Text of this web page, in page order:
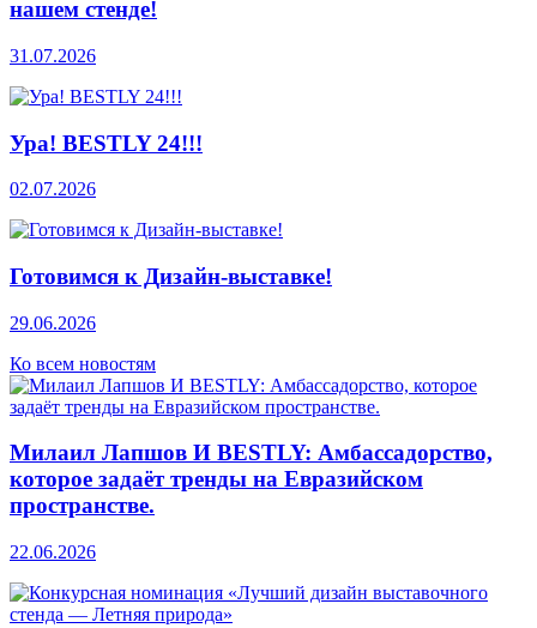
нашем стенде!
31.07.2026
Ура! BESTLY 24!!!
02.07.2026
Готовимся к Дизайн-выставке!
29.06.2026
Ко всем новостям
Милаил Лапшов И BESTLY: Амбассадорство,
которое задаёт тренды на Евразийском
пространстве.
22.06.2026